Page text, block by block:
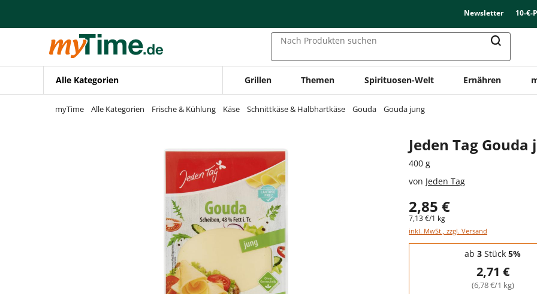
Zur Navigation springen
Zur Suche springen
Newsletter 10-€-
Nach Produkten suchen
Alle Kategorien Grillen Themen Spirituosen-Welt Ernähren
myTime Alle Kategorien Frische & Kühlung Käse Schnittkäse & Halbhartkäse Gouda Gouda jung
Jeden Tag
400 g
von Jeden Tag
2,85 €
7,13 €/1 kg
inkl. MwSt., zzgl. Versand
Staffelpreise - Mengenrabatt
ab 3 Stück 5%
2,71 €
(6,78 €/1 kg)